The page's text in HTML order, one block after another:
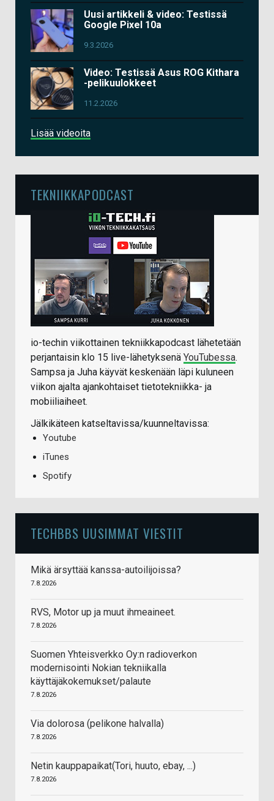
Uusi artikkeli & video: Testissä
Google Pixel 10a
9.3.2026
Video: Testissä Asus ROG Kithara
-pelikuulokkeet
11.2.2026
Lisää videoita
TEKNIIKKAPODCAST
io-techin viikottainen tekniikkapodcast lähetetään
perjantaisin klo 15 live-lähetyksenä YouTubessa.
Sampsa ja Juha käyvät keskenään läpi kuluneen
viikon ajalta ajankohtaiset tietotekniikka- ja
mobiiliaiheet.
Jälkikäteen katseltavissa/kuunneltavissa:
Youtube
iTunes
Spotify
TECHBBS UUSIMMAT VIESTIT
Mikä ärsyttää kanssa-autoilijoissa?
7.8.2026
RVS, Motor up ja muut ihmeaineet.
7.8.2026
Suomen Yhteisverkko Oy:n radioverkon
modernisointi Nokian tekniikalla
käyttäjäkokemukset/palaute
7.8.2026
Via dolorosa (pelikone halvalla)
7.8.2026
Netin kauppapaikat(Tori, huuto, ebay, ...)
7.8.2026